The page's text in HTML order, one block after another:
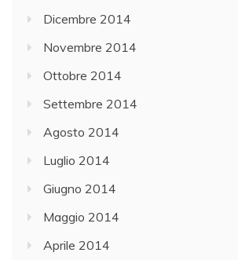
Dicembre 2014
Novembre 2014
Ottobre 2014
Settembre 2014
Agosto 2014
Luglio 2014
Giugno 2014
Maggio 2014
Aprile 2014